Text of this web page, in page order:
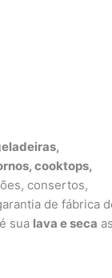
cooktops,
consertos,
de fábrica
sua lava e seca as